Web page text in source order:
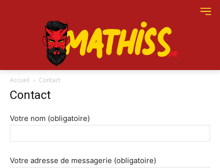
Accueil Contact
Contact
Votre nom (obligatoire)
Votre adresse de messagerie (obligatoire)